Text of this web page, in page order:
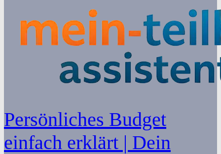
Persönliches Budget
einfach erklärt | Dein